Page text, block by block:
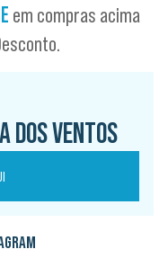
em compras acima
DOS VENTOS